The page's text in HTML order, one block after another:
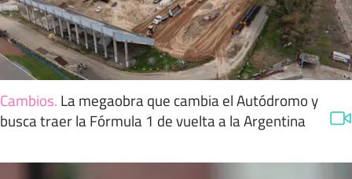
Cambios. La megaobra que cambia el Autódromo y
busca traer la Fórmula 1 de vuelta a la Argentina